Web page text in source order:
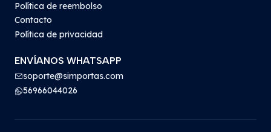
Política de reembolso
Contacto
Política de privacidad
ENVÍANOS WHATSAPP
soporte@simportas.com
56966044026